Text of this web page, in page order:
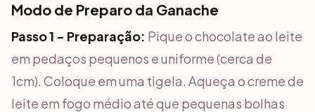
Modo de Preparo da Ganache
Passo 1 - Preparação: Pique o chocolate ao leite
em pedaços pequenos e uniforme (cerca de
1cm). Coloque em uma tigela. Aqueça o creme de
leite em fogo médio até que pequenas bolhas